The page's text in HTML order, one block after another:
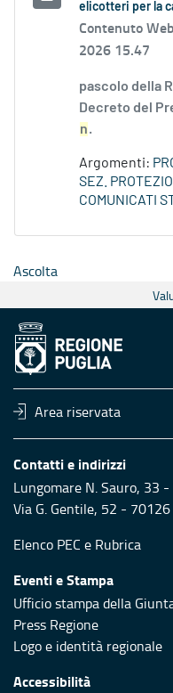
elicotteri per la
Contenuto
2026 15.47
pascolo della
Decreto del
n.
Argomenti:
SEZ.
COMUNICATI
Ascolta
Area riservata
Contatti e indirizzi
Lungomare N. Sauro, 33
Via G. Gentile, 52 -
Elenco PEC e Rubrica
Eventi e Stampa
Ufficio stampa della
Press Regione
Logo e identità regionale
Accessibilità